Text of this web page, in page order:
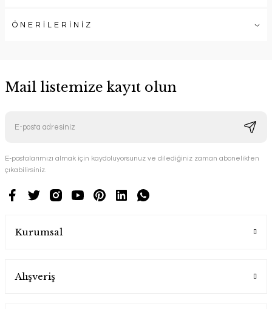
ÖNERİLERİNİZ
Mail listemize kayıt olun
E-postalarımızı almak için kaydoluyorsunuz ve dilediğiniz zaman abonelikten
çıkabilirsiniz.
Kurumsal
Alışveriş